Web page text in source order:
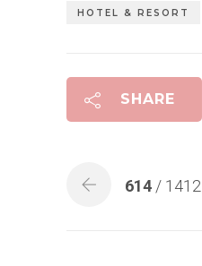
HOTEL & RESORT
SHARE
614 / 1412